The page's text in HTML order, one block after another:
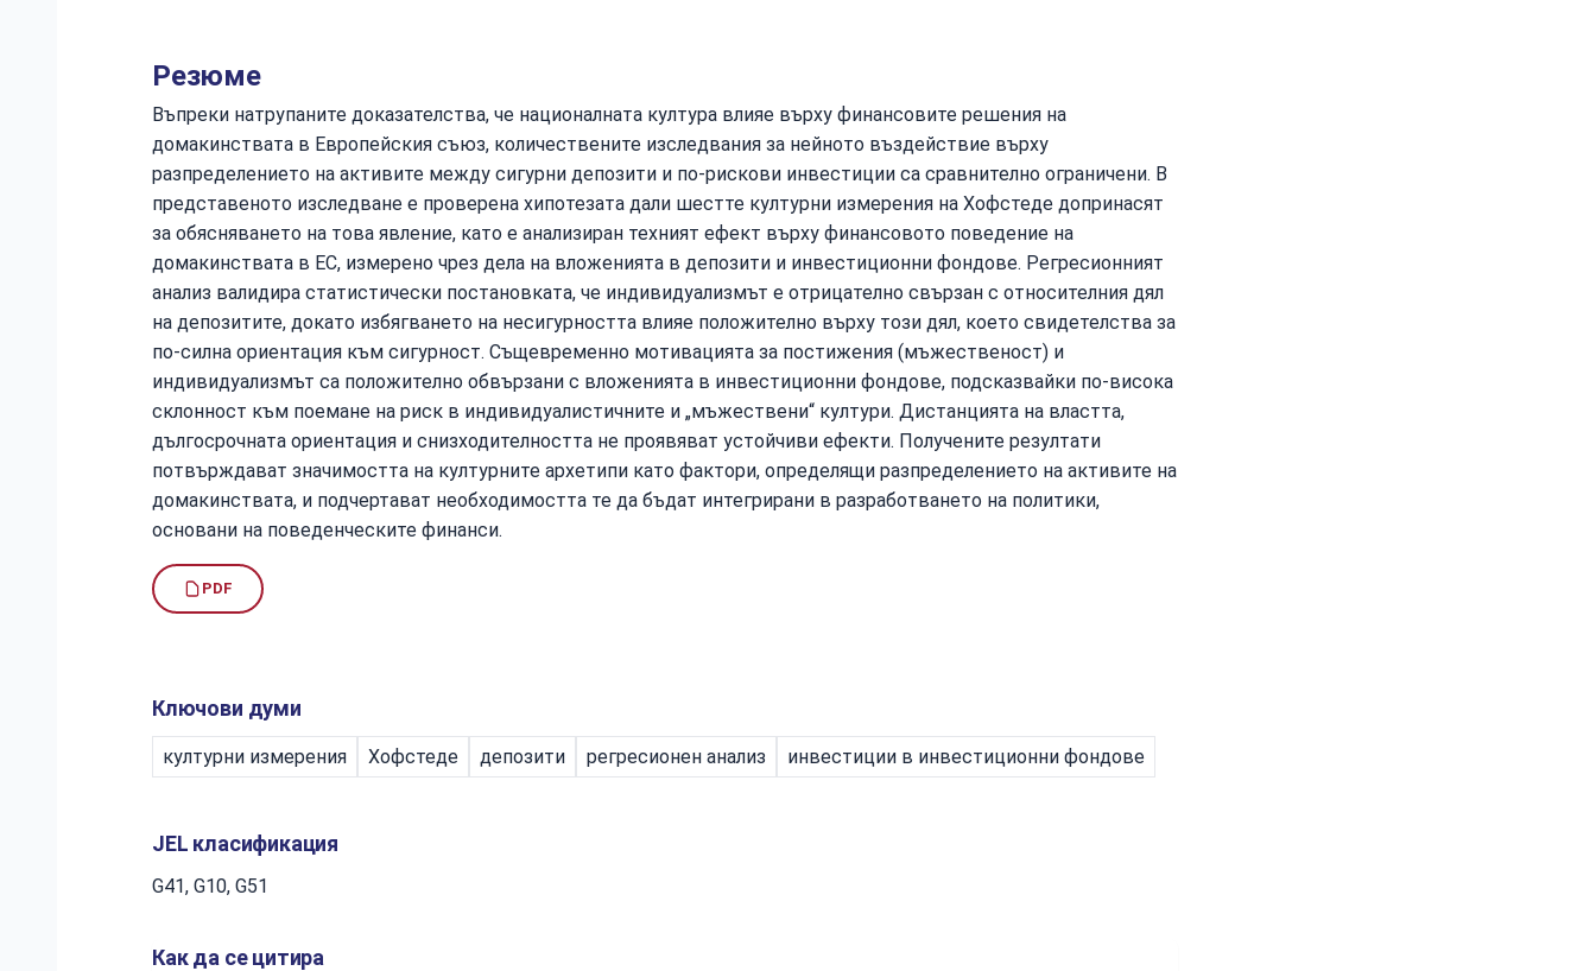
Резюме
Въпреки натрупаните доказателства, че националната култура влияе върху финансовите решения на
домакинствата в Европейския съюз, количествените изследвания за нейното въздействие върху
разпределението на активите между сигурни депозити и по-рискови инвестиции са сравнително ограничени. В
представеното изследване е проверена хипотезата дали шестте културни измерения на Хофстеде допринасят
за обясняването на това явление, като е анализиран техният ефект върху финансовото поведение на
домакинствата в ЕС, измерено чрез дела на вложенията в депозити и инвестиционни фондове. Регресионният
анализ валидира статистически постановката, че индивидуализмът е отрицателно свързан с относителния дял
на депозитите, докато избягването на несигурността влияе положително върху този дял, което свидетелства за
по-силна ориентация към сигурност. Същевременно мотивацията за постижения (мъжественост) и
индивидуализмът са положително обвързани с вложенията в инвестиционни фондове, подсказвайки по-висока
склонност към поемане на риск в индивидуалистичните и „мъжествени“ култури. Дистанцията на властта,
дългосрочната ориентация и снизходителността не проявяват устойчиви ефекти. Получените резултати
потвърждават значимостта на културните архетипи като фактори, определящи разпределението на активите на
домакинствата, и подчертават необходимостта те да бъдат интегрирани в разработването на политики,
основани на поведенческите финанси.
PDF
Ключови думи
културни измерения Хофстеде депозити регресионен анализ инвестиции в инвестиционни фондове
JEL класификация
G41, G10, G51
Как да се цитира